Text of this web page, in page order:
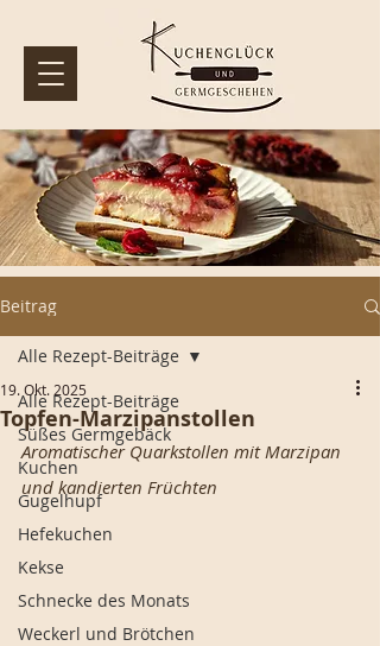
Beitrag
Alle Rezept-Beiträge
Süßes Germgebäck
Kuchen
Gugelhupf
Hefekuchen
Kekse
Schnecke des Monats
Weckerl und Brötchen
Alle Rezept-Beiträge
Topfen-Marzipanstollen
19. Okt. 2025
Aromatischer Quarkstollen mit Marzipan
und kandierten Früchten